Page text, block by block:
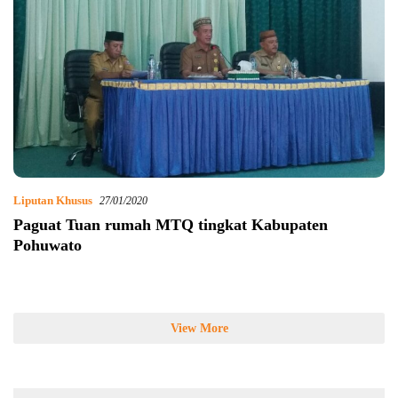
Liputan Khusus 27/01/2020
Paguat Tuan rumah MTQ tingkat Kabupaten
Pohuwato
View More